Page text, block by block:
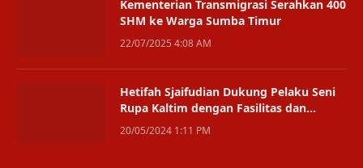
Kementerian Transmigrasi Serahkan 400
SHM ke Warga Sumba Timur
22/07/2025 4:08 AM
Hetifah Sjaifudian Dukung Pelaku Seni
Rupa Kaltim dengan Fasilitas dan
Wadah Kreatif
20/05/2024 1:11 PM